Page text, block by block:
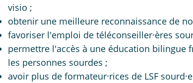
visio ;
obtenir une meilleure reconnaissance de
favoriser l'emploi de téléconseiller·ères
permettre l'accès à une éducation bilingue
les personnes sourdes ;
avoir plus de formateur·rices de LSF